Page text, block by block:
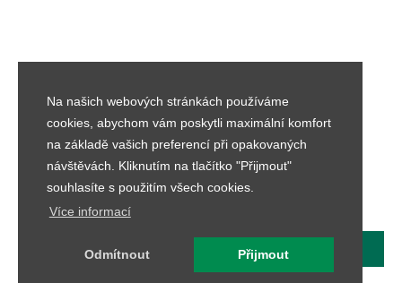
Na našich webových stránkách používáme
cookies, abychom vám poskytli maximální komfort
na základě vašich preferencí při opakovaných
návštěvách. Kliknutím na tlačítko "Přijmout"
souhlasíte s použitím všech cookies.
Více informací
Odmítnout Přijmout
DEKRA CZ a.s. Vše o nákupu